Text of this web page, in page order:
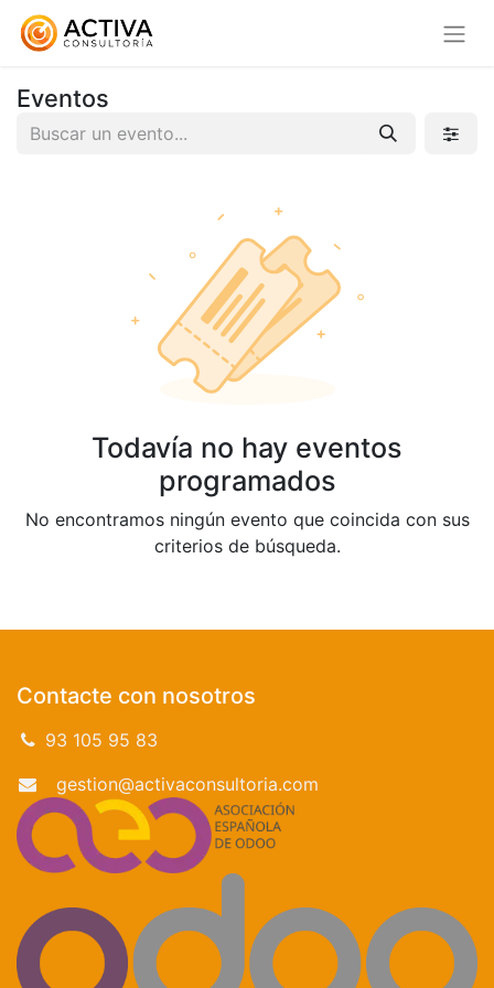
Eventos
Todavía no hay eventos
programados
No encontramos ningún evento que coincida con sus
criterios de búsqueda.
Contacte con nosotros
93 105 95 83
gestion@activaconsultoria.com